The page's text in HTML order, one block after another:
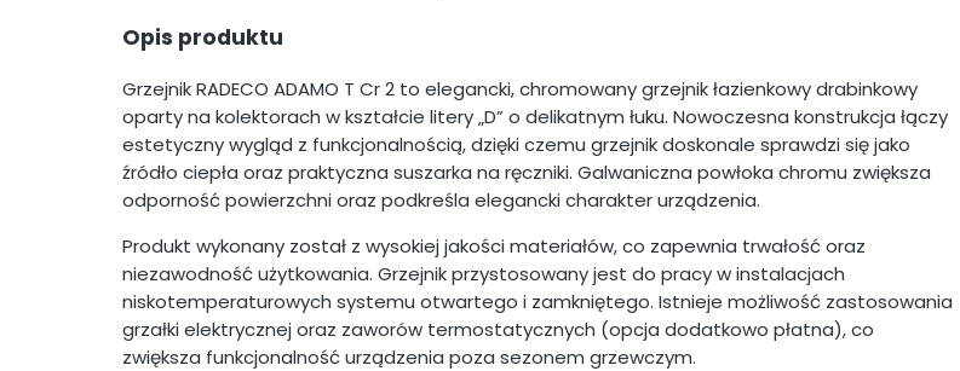
Opis produktu
Grzejnik RADECO ADAMO T Cr 2 to elegancki, chromowany grzejnik łazienkowy drabinkowy
oparty na kolektorach w kształcie litery „D” o delikatnym łuku. Nowoczesna konstrukcja łączy
estetyczny wygląd z funkcjonalnością, dzięki czemu grzejnik doskonale sprawdzi się jako
źródło ciepła oraz praktyczna suszarka na ręczniki. Galwaniczna powłoka chromu zwiększa
odporność powierzchni oraz podkreśla elegancki charakter urządzenia.
Produkt wykonany został z wysokiej jakości materiałów, co zapewnia trwałość oraz
niezawodność użytkowania. Grzejnik przystosowany jest do pracy w instalacjach
niskotemperaturowych systemu otwartego i zamkniętego. Istnieje możliwość zastosowania
grzałki elektrycznej oraz zaworów termostatycznych (opcja dodatkowo płatna), co
zwiększa funkcjonalność urządzenia poza sezonem grzewczym.